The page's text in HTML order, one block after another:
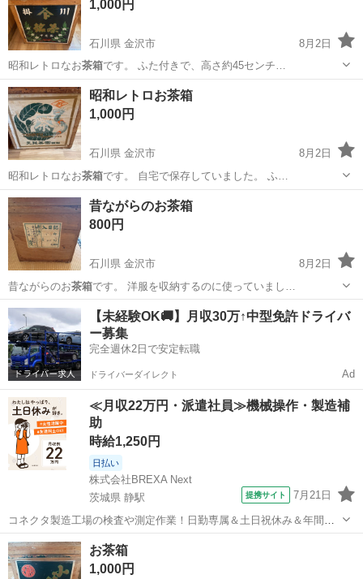
1,000円
石川県 金沢市
8月2日
昭和レトロなお茶箱 です。 ふた付きで、高さ約45センチ…
石川 金沢市 インテリア雑貨/小物
昭和レトロお茶箱
1,000円
石川県 金沢市
8月2日
昭和レトロなお茶箱 です。 自宅で保存していました。 ふ…
石川 金沢市 収納家具
昔ながらのお茶箱
800円
石川県 金沢市
8月2日
昔ながらのお茶箱です。 洋服を収納するのに使っていまし…
石川 金沢市 収納家具
【未経験OK🚚】月収30万↑中型免許ドライバ
ー募集
完全週休2日で安定転職
ドライバーダイレクト Ad
≪月収22万円・派遣社員≫機械操作・製造補
助
時給1,250円
日払い
株式会社BREXA Next
茨城県 静駅
提携サイト 7月21日
コネクタ製造工場の検査や測定作業！日勤専属＆土日祝休み＆年間休
日128日★クリーンルーム内作業★マイカー通勤OK＆無料駐車場あり
★就業先食堂利用可！日払い制度あり！《茨城県常陸大宮市》 人気の
工場のお仕事 ◇コネクタ製造工...
茨城 常陸大宮市
お茶箱
1,000円